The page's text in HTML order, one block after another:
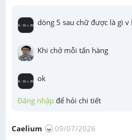
dòng 5 sau chữ được là gì v
Khi chở mỗi tấn hàng
ok
Đăng nhập để hỏi chi tiết
Caelium 09/07/2026